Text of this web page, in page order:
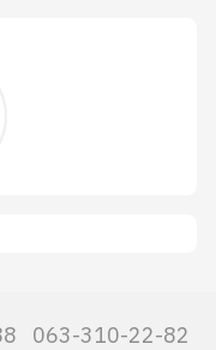
063-310-22-82